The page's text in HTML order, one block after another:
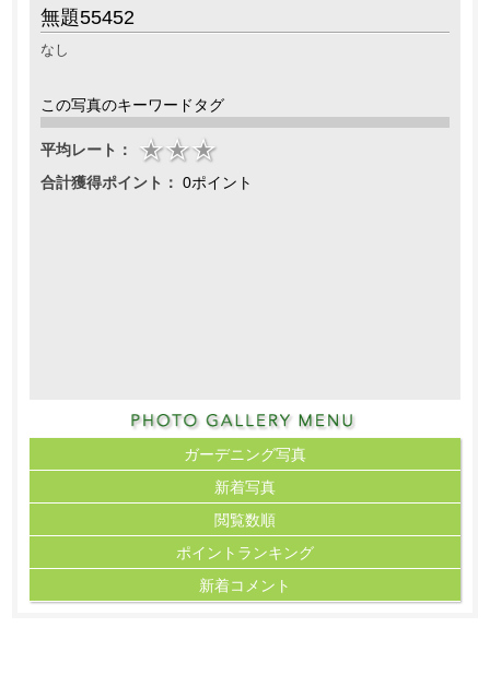
無題55452
なし
この写真のキーワードタグ
平均レート：
合計獲得ポイント： 0ポイント
ガーデニング写真
新着写真
閲覧数順
ポイント ランキング
新着コメント